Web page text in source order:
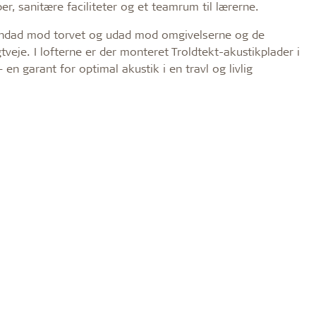
sanitære faciliteter og et teamrum til lærerne.
mod torvet og udad mod omgivelserne og de
I lofterne er der monteret Troldtekt-akustikplader i
garant for optimal akustik i en travl og livlig